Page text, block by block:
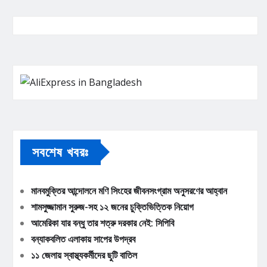
সবশেষ খবরঃ
মানবমুক্তির আন্দোলনে মণি সিংহের জীবনসংগ্রাম অনুসরণের আহ্বান
শামসুজ্জামান সুরুজ-সহ ১২ জনের চুক্তিভিত্তিক নিয়োগ
আমেরিকা যার বন্ধু তার শত্রু দরকার নেই: সিপিবি
বন্যাকবলিত এলাকায় সাপের উপদ্রব
১১ জেলায় স্বাস্থ্যকর্মীদের ছুটি বাতিল